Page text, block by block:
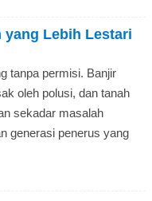
yang Lebih Lestari
tanpa permisi. Banjir
oleh polusi, dan tanah
sekadar masalah
generasi penerus yang